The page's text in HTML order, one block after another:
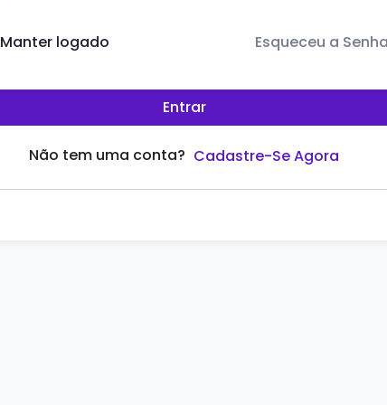
Manter logado Esqueceu a
Entrar
Não tem uma conta? Cadastre-Se Agora